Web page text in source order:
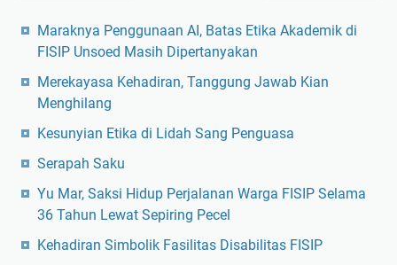
Maraknya Penggunaan AI, Batas Etika Akademik di
FISIP Unsoed Masih Dipertanyakan
Merekayasa Kehadiran, Tanggung Jawab Kian
Menghilang
Kesunyian Etika di Lidah Sang Penguasa
Serapah Saku
Yu Mar, Saksi Hidup Perjalanan Warga FISIP Selama
36 Tahun Lewat Sepiring Pecel
Kehadiran Simbolik Fasilitas Disabilitas FISIP